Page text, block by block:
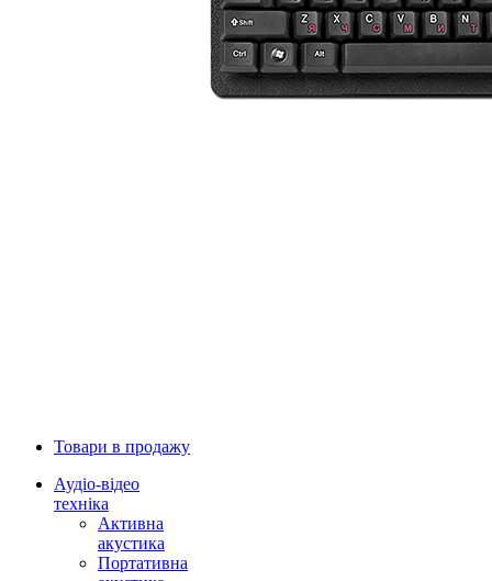
Товари в продажу
Аудіо-відео
техніка
Активна
акустика
Портативна